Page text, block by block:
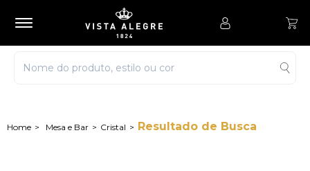
Mesa e Bar Cristal Resultado de Busca